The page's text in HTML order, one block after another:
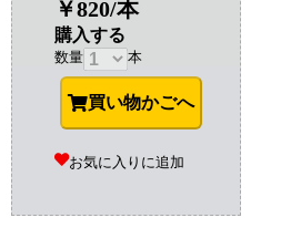
￥820/本
購入する
数量 本
買い物かごへ
お気に入りに追加